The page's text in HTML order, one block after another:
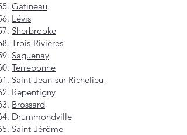
Gatineau
Lévis
Sherbrooke
Trois-Rivières
Saguenay
Terrebonne
Saint-Jean-sur-Richelieu
Repentigny
Brossard
Drummondville
Saint-Jérôme